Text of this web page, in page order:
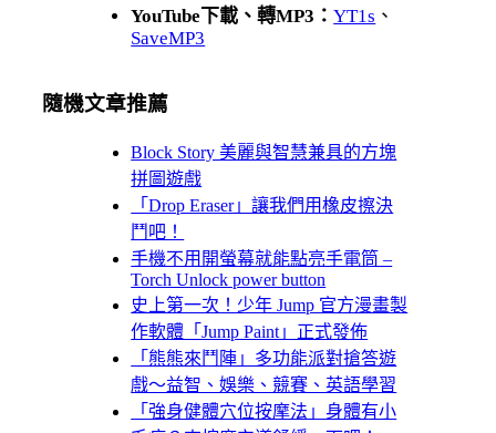
YouTube下載、轉MP3：YT1s 、
SaveMP3
隨機文章推薦
Block Story 美麗與智慧兼具的方塊
拼圖遊戲
「Drop Eraser」讓我們用橡皮擦決
鬥吧！
手機不用開螢幕就能點亮手電筒 –
Torch Unlock power button
史上第一次！少年 Jump 官方漫畫製
作軟體「Jump Paint」正式發佈
「熊熊來鬥陣」多功能派對搶答遊
戲～益智、娛樂、競賽、英語學習
「強身健體穴位按摩法」身體有小